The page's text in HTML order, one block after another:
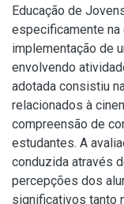
Educação de
especificamente
implementação de
envolvendo
adotada consistiu
relacionados à
compreensão de
estudantes. A
conduzida através
percepções dos
significativos tanto